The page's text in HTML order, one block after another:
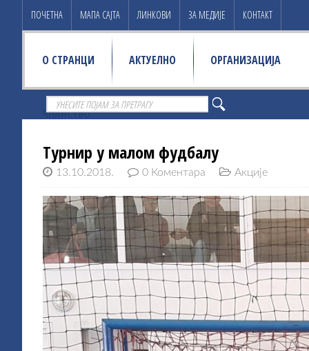
ПОЧЕТНА МАПА САЈТА ЛИНКОВИ ЗА МЕДИЈЕ КОНТАКТ
О СТРАНЦИ АКТУЕЛНО ОРГАНИЗАЦИЈА
ЧЛАНСТВО
Турнир у малом фудбалу
13.10.2018. 0 Коментара Акције